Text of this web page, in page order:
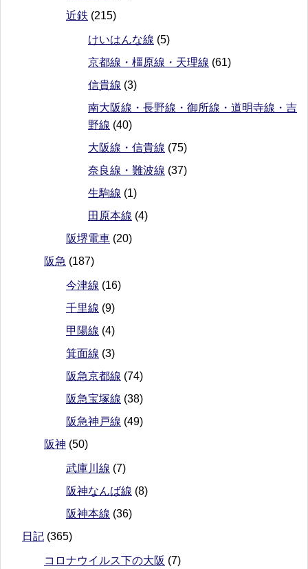
近鉄 (215)
けいはんな線 (5)
京都線・橿原線・天理線 (61)
信貴線 (3)
南大阪線・長野線・御所線・道明寺線・吉
野線 (40)
大阪線・信貴線 (75)
奈良線・難波線 (37)
生駒線 (1)
田原本線 (4)
阪堺電車 (20)
阪急 (187)
今津線 (16)
千里線 (9)
甲陽線 (4)
箕面線 (3)
阪急京都線 (74)
阪急宝塚線 (38)
阪急神戸線 (49)
阪神 (50)
武庫川線 (7)
阪神なんば線 (8)
阪神本線 (36)
日記 (365)
コロナウイルス下の大阪 (7)